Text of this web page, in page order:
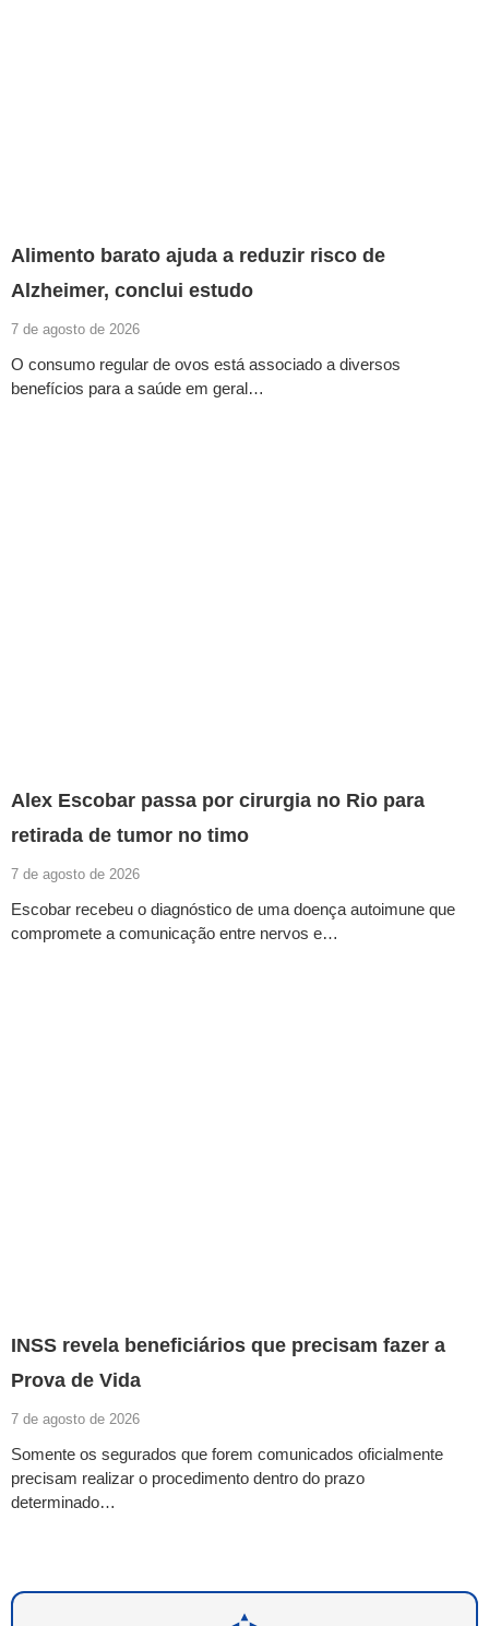
Alimento barato ajuda a reduzir risco de
Alzheimer, conclui estudo
7 de agosto de 2026
O consumo regular de ovos está associado a diversos
benefícios para a saúde em geral…
Alex Escobar passa por cirurgia no Rio para
retirada de tumor no timo
7 de agosto de 2026
Escobar recebeu o diagnóstico de uma doença autoimune que
compromete a comunicação entre nervos e…
INSS revela beneficiários que precisam fazer a
Prova de Vida
7 de agosto de 2026
Somente os segurados que forem comunicados oficialmente
precisam realizar o procedimento dentro do prazo
determinado…